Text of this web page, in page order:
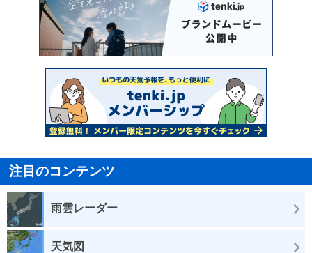
注目のコンテンツ
雨雲レーダー
天気図